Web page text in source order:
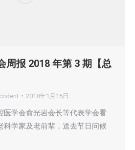
周报 2018 年第 3 期【总
cndent 2018年1月15日
医学会俞光岩会长等代表学会看
科学家及老前辈，送去节日问候